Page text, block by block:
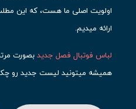
اولویت اصلی ما هست، که این
ارائه میدیم.
لباس فوتبال فصل جدیدبصورت
همیشه میتونید لیست جدید رو